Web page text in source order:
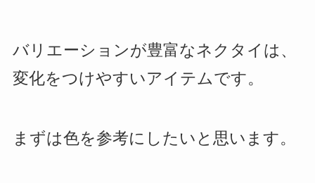
バリエーションが豊富なネクタイは、
変化をつけやすいアイテムです。
まずは色を参考にしたいと思います。